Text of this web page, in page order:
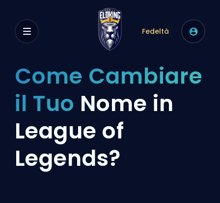
Fedeltà
Come Cambiare
il Tuo Nome in
League of
Legends?